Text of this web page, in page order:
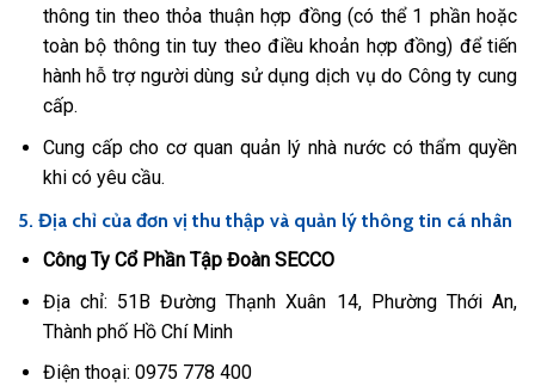
thông tin theo thỏa thuận hợp đồng (có thể 1 phần hoặc
toàn bộ thông tin tuy theo điều khoản hợp đồng) để tiến
hành hỗ trợ người dùng sử dụng dịch vụ do Công ty cung
cấp.
Cung cấp cho cơ quan quản lý nhà nước có thẩm quyền
khi có yêu cầu.
5. Địa chỉ của đơn vị thu thập và quản lý thông tin cá nhân
Công Ty Cổ Phần Tập Đoàn SECCO
Địa chỉ: 51B Đường Thạnh Xuân 14, Phường Thới An,
Thành phố Hồ Chí Minh
Điện thoại: 0975 778 400